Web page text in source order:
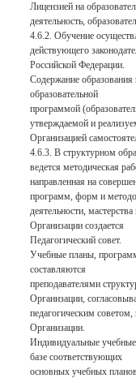
Лицензией на
деятельность,
4.6.2. Обучение
действующего
Российской Федерации.
Содержание образования
образовательной
программой
утверждаемой и
Организацией
4.6.3. В структурном
ведется методическая
направленная на
программ, форм и
деятельности,
Организации создается
Педагогический совет.
Учебные планы,
составляются
преподавателями
Организации,
педагогическим
Организации.
Индивидуальные
базе соответствующих
основных учебных